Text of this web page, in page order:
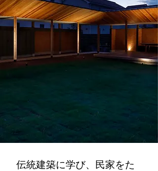
伝統建築に学び、民家をた